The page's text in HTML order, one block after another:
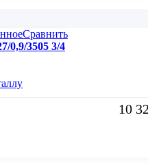
Сравнить
0,9/3505 3/4
10